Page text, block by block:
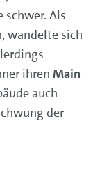
Als
wandelte sich
ihren Main
auch
der